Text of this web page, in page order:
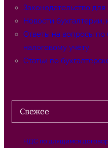
Законодательство для
Новости
Ответы на вопросы по
налоговому учёту
Статьи по
Свежее
НДС по длящимся